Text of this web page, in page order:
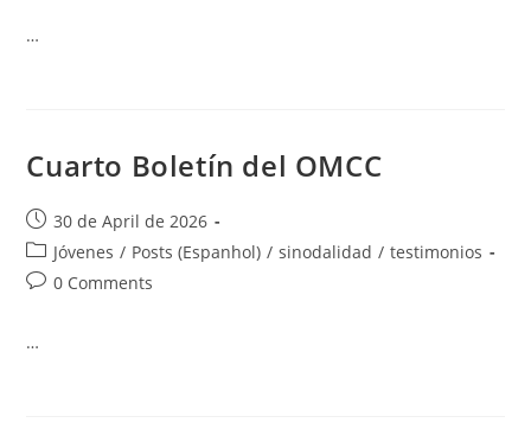
…
Cuarto Boletín del OMCC
30 de April de 2026
Jóvenes / Posts (Espanhol) / sinodalidad / testimonios
0 Comments
…